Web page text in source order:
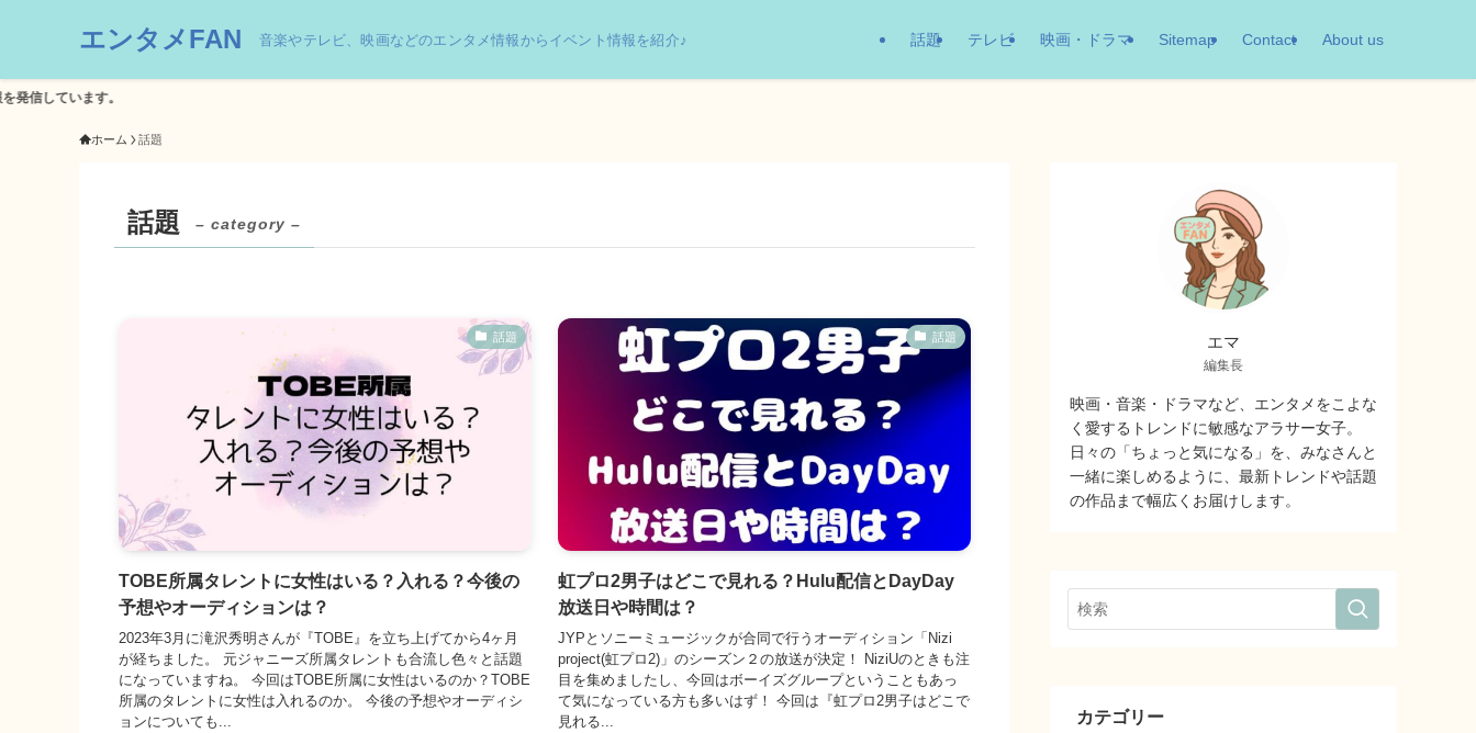
エンタメFAN 音楽やテレビ、映画などのエンタメ情報からイベント情報を紹介♪ 話題 テレビ 映画・ドラマ Sitemap Contact About us
ホーム 話題
話題 – category –
話題
TOBE所属タレントに女性はいる？入れる？今後の
予想やオーディションは？
2023年3月に滝沢秀明さんが『TOBE』を立ち上げてから4ヶ月
が経ちました。 元ジャニーズ所属タレントも合流し色々と話題
になっていますね。 今回はTOBE所属に女性はいるのか？TOBE
所属のタレントに女性は入れるのか。 今後の予想やオーディシ
ョンについても...
話題
虹プロ2男子はどこで見れる？Hulu配信とDayDay
放送日や時間は？
JYPとソニーミュージックが合同で行うオーディション「Nizi
project(虹プロ2)」のシーズン２の放送が決定！ NiziUのときも注
目を集めましたし、今回はボーイズグループということもあっ
て気になっている方も多いはず！ 今回は『虹プロ2男子はどこで
見れる...
エマ
編集長
映画・音楽・ドラマなど、エンタメをこよな
く愛するトレンドに敏感なアラサー女子。
日々の「ちょっと気になる」を、みなさんと
一緒に楽しめるように、最新トレンドや話題
の作品まで幅広くお届けします。
カテゴリー